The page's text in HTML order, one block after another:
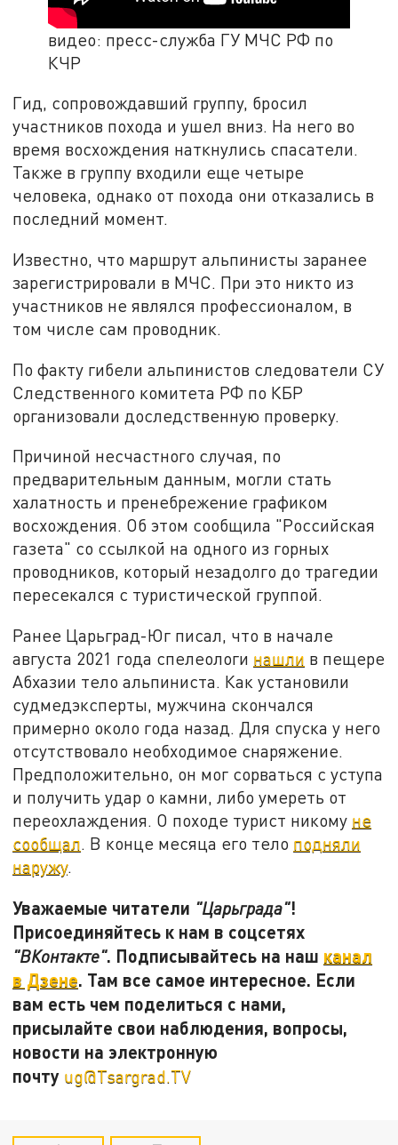
видео: пресс-служба ГУ МЧС РФ по
КЧР
Гид, сопровождавший группу, бросил
участников похода и ушел вниз. На него во
время восхождения наткнулись спасатели.
Также в группу входили еще четыре
человека, однако от похода они отказались в
последний момент.
Известно, что маршрут альпинисты заранее
зарегистрировали в МЧС. При это никто из
участников не являлся профессионалом, в
том числе сам проводник.
По факту гибели альпинистов следователи СУ
Следственного комитета РФ по КБР
организовали доследственную проверку.
Причиной несчастного случая, по
предварительным данным, могли стать
халатность и пренебрежение графиком
восхождения. Об этом сообщила "Российская
газета" со ссылкой на одного из горных
проводников, который незадолго до трагедии
пересекался с туристической группой.
Ранее Царьград-Юг писал, что в начале
августа 2021 года спелеологи нашли в пещере
Абхазии тело альпиниста. Как установили
судмедэксперты, мужчина скончался
примерно около года назад. Для спуска у него
отсутствовало необходимое снаряжение.
Предположительно, он мог сорваться с уступа
и получить удар о камни, либо умереть от
переохлаждения. О походе турист никому не
сообщал. В конце месяца его тело подняли
наружу.
Уважаемые читатели "Царьграда"!
Присоединяйтесь к нам в соцсетях
"ВКонтакте". Подписывайтесь на наш канал
в Дзене. Там все самое интересное. Если
вам есть чем поделиться с нами,
присылайте свои наблюдения, вопросы,
новости на электронную
почту ug@Tsargrad.TV